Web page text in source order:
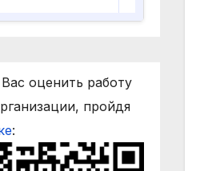
оценить работу
пройдя
: